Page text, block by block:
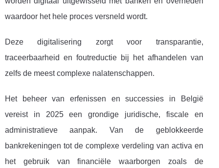
waardoor het hele proces versneld wordt.
Deze digitalisering zorgt voor transparantie,
traceerbaarheid en foutreductie bij het afhandelen van
zelfs de meest complexe nalatenschappen.
Het beheer van erfenissen en successies in België
vereist in 2025 een grondige juridische, fiscale en
administratieve aanpak. Van de geblokkeerde
bankrekeningen tot de complexe verdeling van activa en
het gebruik van financiële waarborgen zoals de